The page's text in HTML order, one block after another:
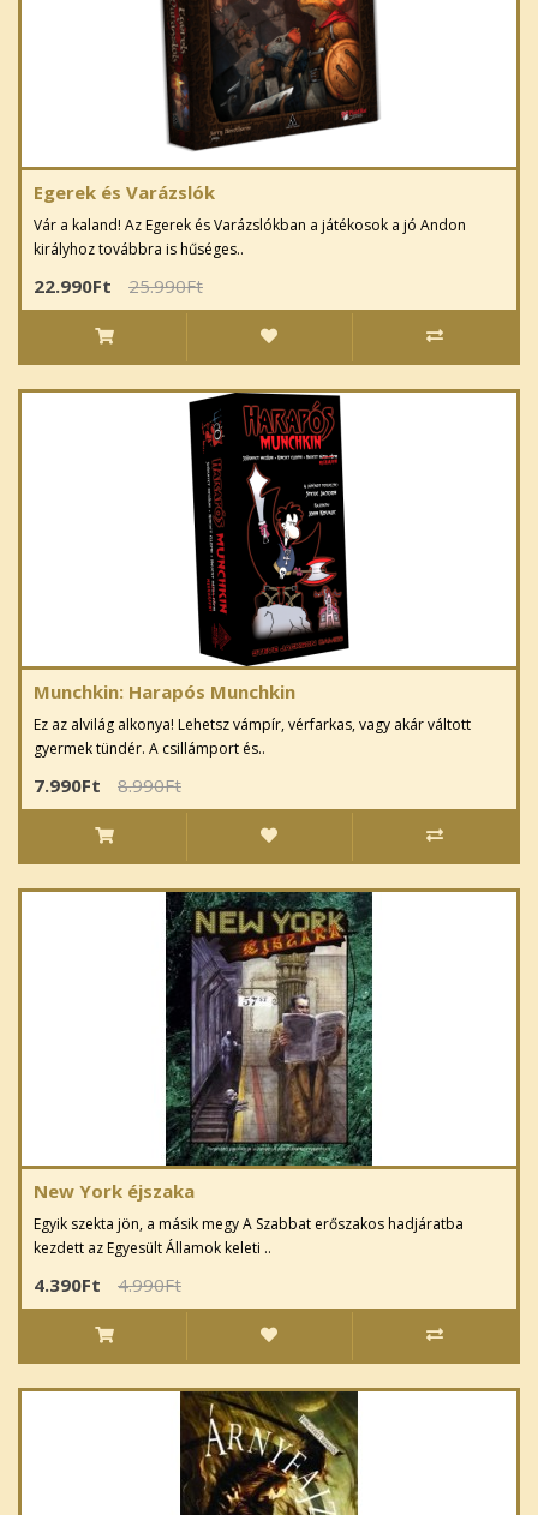
Egerek és Varázslók
Vár a kaland! Az Egerek és Varázslókban a játékosok a jó Andon
királyhoz továbbra is hűséges..
22.990Ft 25.990Ft
Munchkin: Harapós Munchkin
Ez az alvilág alkonya! Lehetsz vámpír, vérfarkas, vagy akár váltott
gyermek tündér. A csillámport és..
7.990Ft 8.990Ft
New York éjszaka
Egyik szekta jön, a másik megy A Szabbat erőszakos hadjáratba
kezdett az Egyesült Államok keleti ..
4.390Ft 4.990Ft